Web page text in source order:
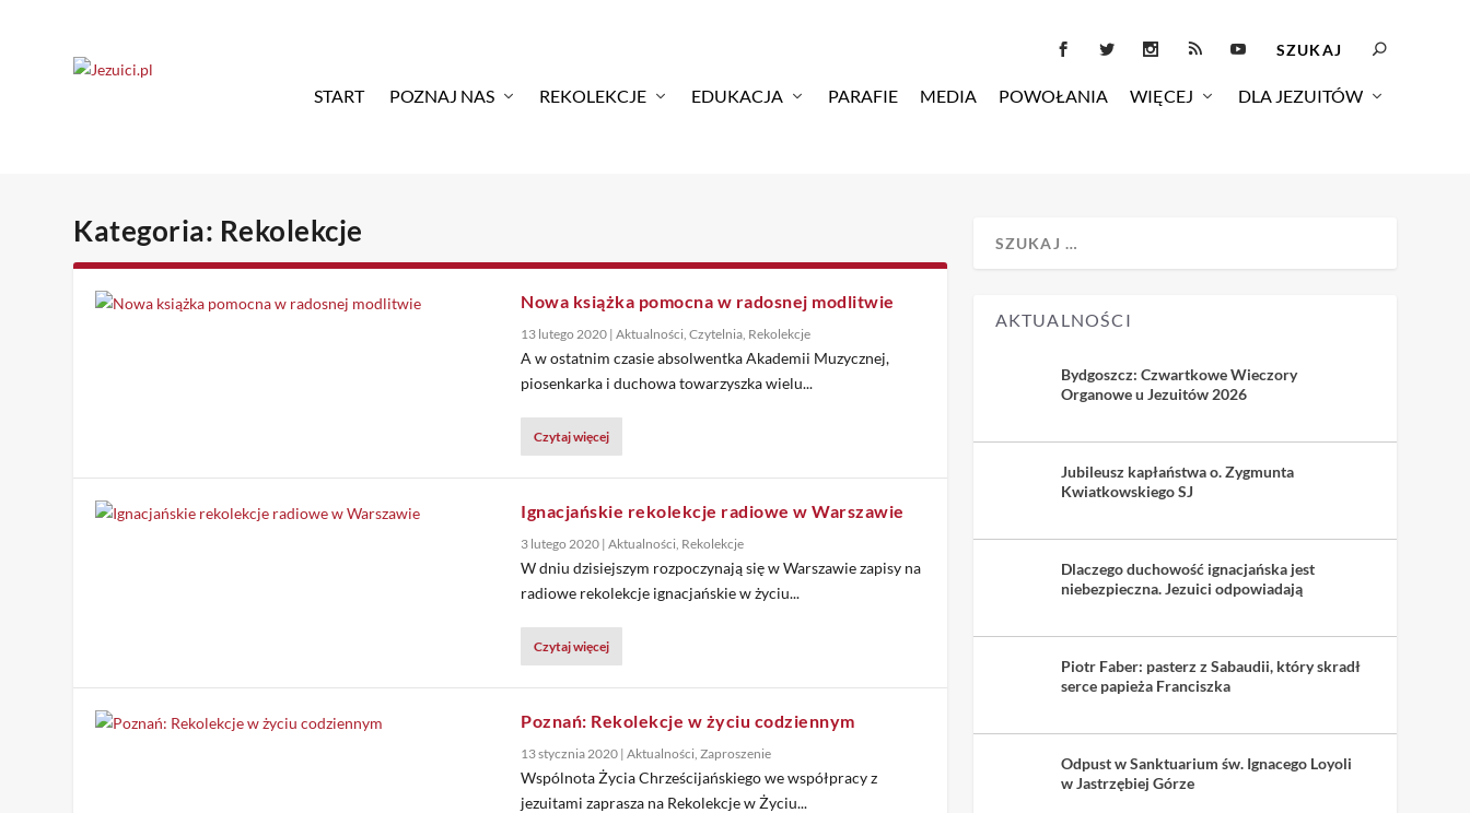
START POZNAJ NAS REKOLEKCJE EDUKACJA PARAFIE MEDIA POWOŁANIA WIĘCEJ DLA JEZUITÓW
Kategoria: Rekolekcje
Nowa książka pomocna w radosnej modlitwie
13 lutego 2020 |Aktualności ,Czytelnia Rekolekcje
A w ostatnim czasie absolwentka Akademii Muzycznej,
piosenkarka i duchowa towarzyszka wielu...
Czytaj więcej
Ignacjańskie rekolekcje radiowe w Warszawie
3 lutego 2020 |Aktualności Rekolekcje
W dniu dzisiejszym rozpoczynają się w Warszawie zapisy na
radiowe rekolekcje ignacjańskie w życiu...
Czytaj więcej
Poznań: Rekolekcje w życiu codziennym
13 stycznia 2020 |Aktualności ,Zaproszenie
Wspólnota Życia Chrześcijańskiego we współpracy z
jezuitami zaprasza na Rekolekcje w Życiu...
AKTUALNOŚCI
Bydgoszcz: Czwartkowe Wieczory
Organowe u Jezuitów 2026
Jubileusz kapłaństwa o. Zygmunta
Kwiatkowskiego SJ
Dlaczego duchowość ignacjańska jest
niebezpieczna. Jezuici odpowiadają
Piotr Faber: pasterz z Sabaudii, który skradł
serce papieża Franciszka
Odpust w Sanktuarium św. Ignacego Loyoli
w Jastrzębiej Górze